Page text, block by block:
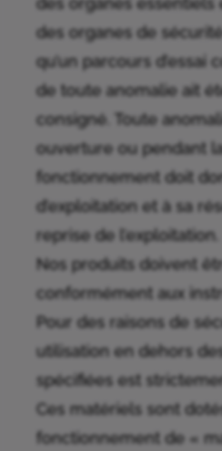
des organes de
qu’un parcours d’essai
de toute anomalie ait
consigné. Toute
ouverture ou pendant
fonctionnement doit
d’exploitation et à sa
reprise de l’exploitation.
Nos produits doivent
conformément aux
Pour des raisons de
utilisation en dehors
spécifiées est
Ces matériels sont
fonctionnement de «